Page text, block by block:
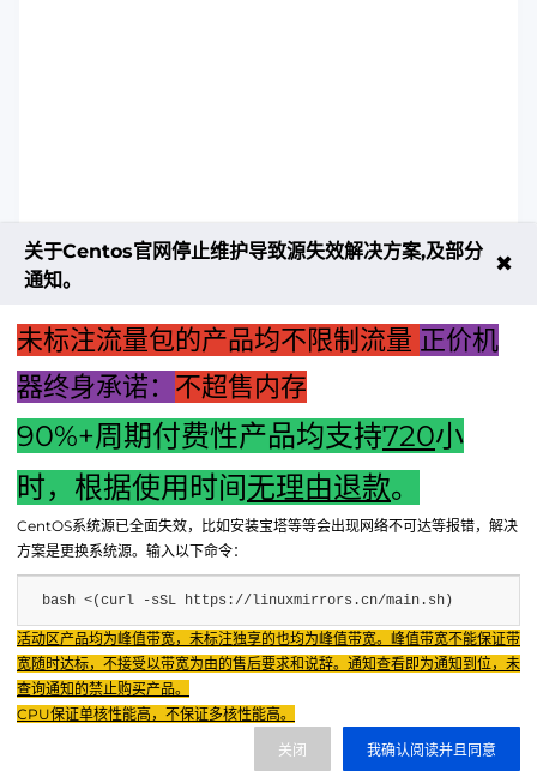
作指南与注意事项
下一篇："局域网无法找到主机？解决指南"
Fenxun Tech 飞讯科技旗下云平台，相关服务主体：
重庆飞讯科技有限公司|中国电信股份有限公司荣昌分公司 提供网络服务 |
重庆飞讯科技有限公司|酷盾 提供CDN服务
渝ICP备2024034038号-1
渝公网安备50022602000851号
渝ICP证2024034038号 |
关于Centos官网停止维护导致源失效解决方案,及部分
通知。
✖
未标注流量包的产品均不限制流量 正价机
器终身承诺： 不超售内存
90%+周期付费性产品均支持720小
时，根据使用时间无理由退款。
CentOS系统源已全面失效，比如安装宝塔等等会出现网络不可达等报错，解决
方案是更换系统源。输入以下命令：
bash <(curl -sSL https://linuxmirrors.cn/main.sh)
活动区产品均为峰值带宽，未标注独享的也均为峰值带宽。峰值带宽不能保证带
宽随时达标，不接受以带宽为由的售后要求和说辞。通知查看即为通知到位，未
查询通知的禁止购买产品。
CPU保证单核性能高，不保证多核性能高。
我确认阅读并且同意
关闭